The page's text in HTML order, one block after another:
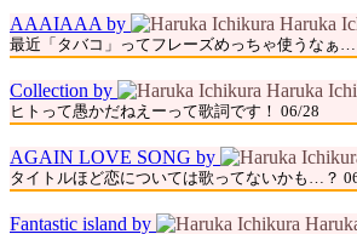
AAAIAAA by Haruka
最近「タバコ」ってフレーズめっちゃ使うなぁ…
Collection by Haruka
ヒトって愚かだねえーって歌詞です！ 06/28
AGAIN LOVE SONG by
タイトルほど恋については歌ってないかも…？
Fantastic island by